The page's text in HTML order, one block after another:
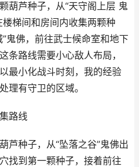
葫芦种子，从“天守阁上层 鬼
梯间和房间内收集两颗种
鬼佛，前往武士候命室和地下
条路线需要小心敌人布局，
最小化战斗时刻，我的经验
理有守卫的区域。
路线
芦种子，从“坠落之谷”鬼佛出
找到第一颗种子，接着前往